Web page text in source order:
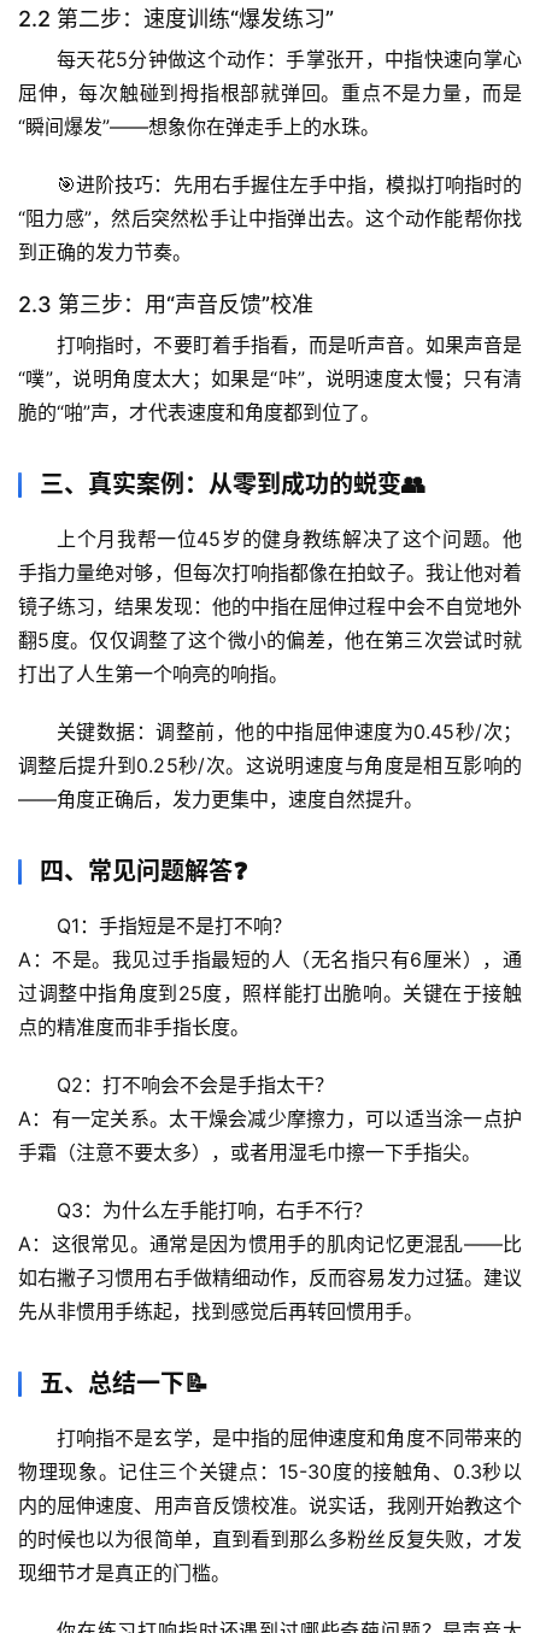
然
万
物
人
体
奥
秘
史
档
天
文
生
学
前
心
理
驿
辟
谣
2.2 第二步：速度训练“爆发练习”
每天花5分钟做这个动作：手掌张开，中指快速向掌心
屈伸，每次触碰到拇指根部就弹回。重点不是力量，而是
“瞬间爆发”——想象你在弹走手上的水珠。
🎯进阶技巧：先用右手握住左手中指，模拟打响指时的
“阻力感”，然后突然松手让中指弹出去。这个动作能帮你找
到正确的发力节奏。
2.3 第三步：用“声音反馈”校准
打响指时， 不要盯着手指看，而是听声音。如果声音是
“噗”，说明角度太大；如果是“咔”，说明速度太慢；只有清
脆的“啪”声，才代表速度和角度都到位了。
三、真实案例：从零到成功的蜕变👥
上个月我帮一位45岁的健身教练解决了这个问题。他
手指力量绝对够，但每次打响指都像在拍蚊子。我让他对着
镜子练习，结果发现： 他的中指在屈伸过程中会不自觉地外
翻5度。仅仅调整了这个微小的偏差，他在第三次尝试时就
打出了人生第一个响亮的响指。
关键数据 ：调整前，他的中指屈伸速度为0.45秒/次；
调整后提升到0.25秒/次。这说明速度与角度是相互影响的
——角度正确后，发力更集中，速度自然提升。
四、常见问题解答❓
Q1：手指短是不是打不响？
A：不是。我见过手指最短的人（无名指只有6厘米），通
过调整中指角度到25度，照样能打出脆响。关键在于接触
点的精准度而非手指长度。
Q2：打不响会不会是手指太干？
A：有一定关系。太干燥会减少摩擦力，可以适当涂一点护
手霜（注意不要太多），或者用湿毛巾擦一下手指尖。
Q3：为什么左手能打响，右手不行？
A：这很常见。通常是因为惯用手的肌肉记忆更混乱——比
如右撇子习惯用右手做精细动作，反而容易发力过猛。建议
先从非惯用手练起，找到感觉后再转回惯用手。
五、总结一下📝
打响指不是玄学，是中指的屈伸速度和角度不同带来的
物理现象。记住三个关键点：15-30度的接触角、0.3秒以
内的屈伸速度、用声音反馈校准。说实话，我刚开始教这个
的时候也以为很简单，直到看到那么多粉丝反复失败，才发
现细节才是真正的门槛。